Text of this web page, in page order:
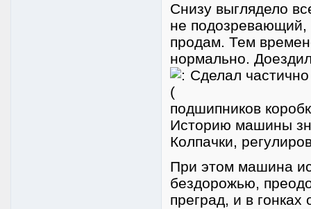
Снизу выглядело
не подозревающий,
продам. Тем
нормально.
Сделал
подшипников
Историю машины
Колпачки,
При этом машина
бездорожью,
преград, и в